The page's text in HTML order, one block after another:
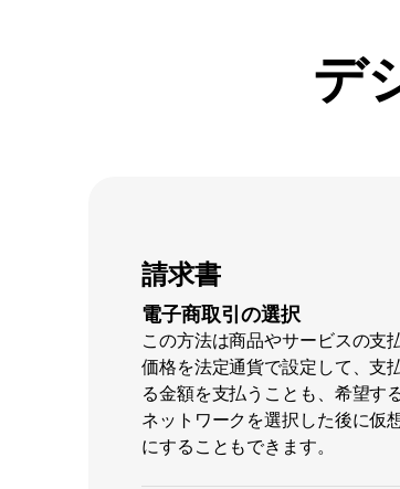
デ
請求書
電子商取引の選択
この方法は商品やサービスの支
価格を法定通貨で設定して、支
る金額を支払うことも、希望す
ネットワークを選択した後に仮
にすることもできます。